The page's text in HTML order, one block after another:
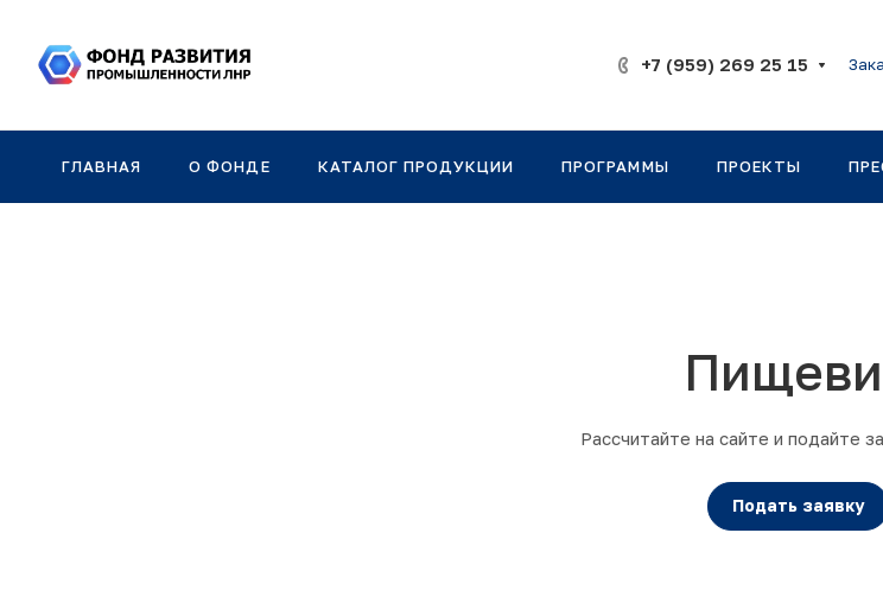
+7 (959) 269 25 15
ГЛАВНАЯ О ФОНДЕ КАТАЛОГ ПРОДУКЦИИ ПРОГРАММЫ ПРОЕКТЫ
Рассчитайте на сайте и подайте
Подать заявку